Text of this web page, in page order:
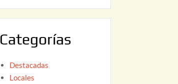
2
Categorías
Destacadas
Locales